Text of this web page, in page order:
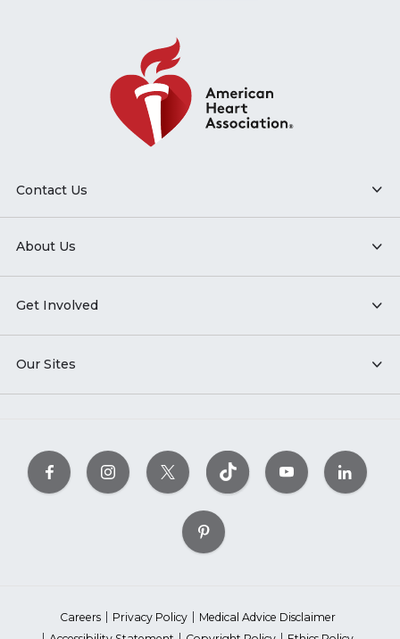
Contact Us
About Us
Get Involved
Our Sites
Careers Privacy Policy
Medical Advice Disclaimer